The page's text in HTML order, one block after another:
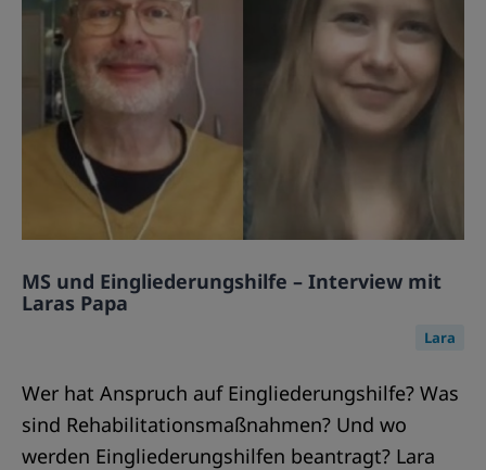
MS und Eingliederungshilfe – Interview mit
Laras Papa
Lara
Wer hat Anspruch auf Eingliederungshilfe? Was
sind Rehabilitationsmaßnahmen? Und wo
werden Eingliederungshilfen beantragt? Lara